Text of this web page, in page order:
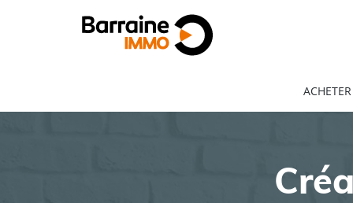
ACHETER